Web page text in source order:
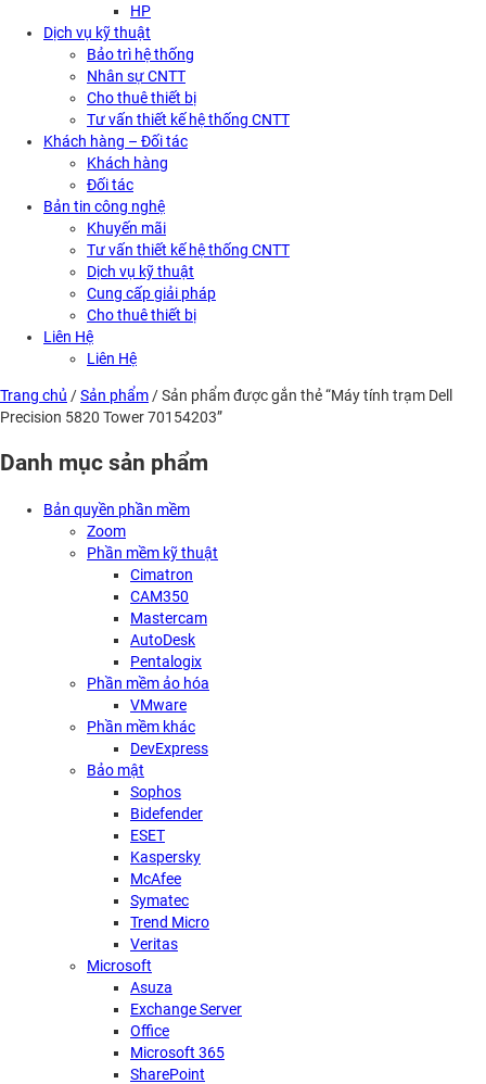
HP
Dịch vụ kỹ thuật
Bảo trì hệ thống
Nhân sự CNTT
Cho thuê thiết bị
Tư vấn thiết kế hệ thống CNTT
Khách hàng – Đối tác
Khách hàng
Đối tác
Bản tin công nghệ
Khuyến mãi
Tư vấn thiết kế hệ thống CNTT
Dịch vụ kỹ thuật
Cung cấp giải pháp
Cho thuê thiết bị
Liên Hệ
Liên Hệ
Trang chủ /Sản phẩm / Sản phẩm được gắn thẻ “Máy tính trạm Dell
Precision 5820 Tower 70154203”
Danh mục sản phẩm
Bản quyền phần mềm
Zoom
Phần mềm kỹ thuật
Cimatron
CAM350
Mastercam
AutoDesk
Pentalogix
Phần mềm ảo hóa
VMware
Phần mềm khác
DevExpress
Bảo mật
Sophos
Bidefender
ESET
Kaspersky
McAfee
Symatec
Trend Micro
Veritas
Microsoft
Asuza
Exchange Server
Office
Microsoft 365
SharePoint